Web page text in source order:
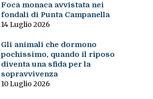
Foca monaca avvistata nei
fondali di Punta Campanella
14 Luglio 2026
Gli animali che dormono
pochissimo, quando il riposo
diventa una sfida per la
sopravvivenza
10 Luglio 2026